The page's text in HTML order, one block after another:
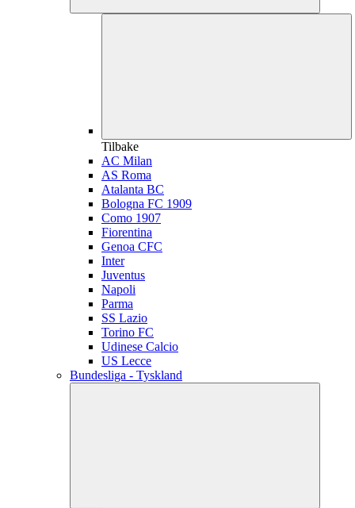
Tilbake
AC Milan
AS Roma
Atalanta BC
Bologna FC 1909
Como 1907
Fiorentina
Genoa CFC
Inter
Juventus
Napoli
Parma
SS Lazio
Torino FC
Udinese Calcio
US Lecce
Bundesliga - Tyskland